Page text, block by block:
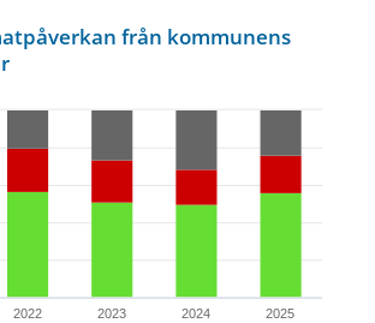
2022 2023 2024 2025
från kommunens